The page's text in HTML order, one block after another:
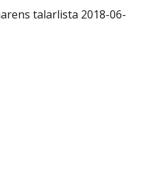
talarlista 2018-06-